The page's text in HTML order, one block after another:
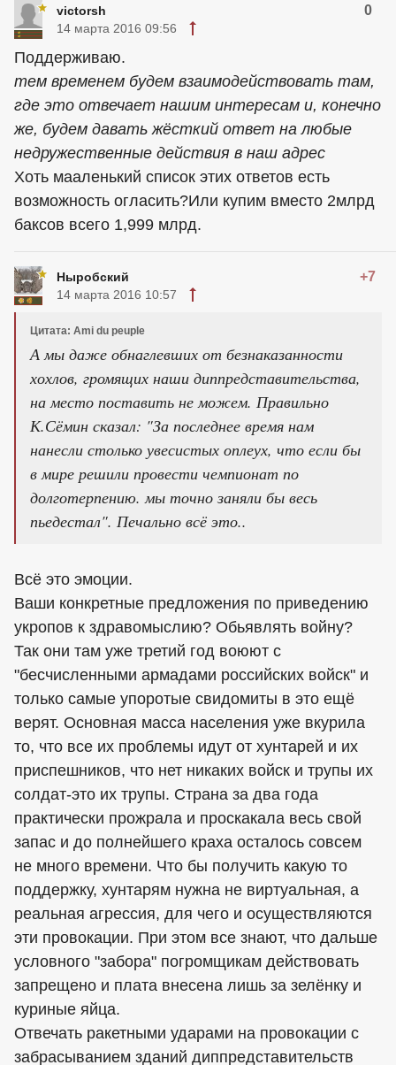
victorsh 0
14 марта 2016 09:56
Поддерживаю.
тем временем будем взаимодействовать там,
где это отвечает нашим интересам и, конечно
же, будем давать жёсткий ответ на любые
недружественные действия в наш адрес
Хоть мааленький список этих ответов есть
возможность огласить?Или купим вместо 2млрд
баксов всего 1,999 млрд.
Ныробский +7
14 марта 2016 10:57
Цитата: Ami du peuple
А мы даже обнаглевших от безнаказанности
хохлов, громящих наши диппредставительства,
на место поставить не можем. Правильно
К.Сёмин сказал: "За последнее время нам
нанесли столько увесистых оплеух, что если бы
в мире решили провести чемпионат по
долготерпению. мы точно заняли бы весь
пьедестал". Печально всё это..
Всё это эмоции.
Ваши конкретные предложения по приведению
укропов к здравомыслию? Обьявлять войну?
Так они там уже третий год воюют с
"бесчисленными армадами российских войск" и
только самые упоротые свидомиты в это ещё
верят. Основная масса населения уже вкурила
то, что все их проблемы идут от хунтарей и их
приспешников, что нет никаких войск и трупы их
солдат-это их трупы. Страна за два года
практически прожрала и проскакала весь свой
запас и до полнейшего краха осталось совсем
не много времени. Что бы получить какую то
поддержку, хунтарям нужна не виртуальная, а
реальная агрессия, для чего и осуществляются
эти провокации. При этом все знают, что дальше
условного "забора" погромщикам действовать
запрещено и плата внесена лишь за зелёнку и
куриные яйца.
Отвечать ракетными ударами на провокации с
забрасыванием зданий диппредставительств